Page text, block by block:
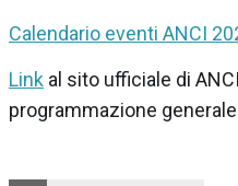
Calendario eventi ANCI
Link al sito ufficiale di
programmazione